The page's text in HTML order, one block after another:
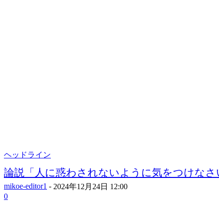
ヘッドライン
論説「人に惑わされないように気をつけなさ
mikoe-editor1 - 2024年12月24日 12:00
0